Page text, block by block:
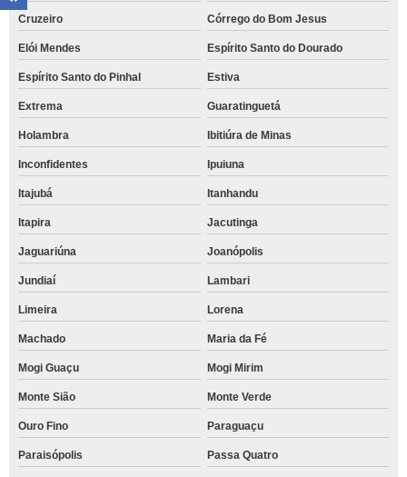
Cruzeiro Córrego do Bom Jesus
Elói Mendes Espírito Santo do Dourado
Espírito Santo do Pinhal Estiva
Extrema Guaratinguetá
Holambra Ibitiúra de Minas
Inconfidentes Ipuiuna
Itajubá Itanhandu
Itapira Jacutinga
Jaguariúna Joanópolis
Jundiaí Lambari
Limeira Lorena
Machado Maria da Fé
Mogi Guaçu Mogi Mirim
Monte Sião Monte Verde
Ouro Fino Paraguaçu
Paraisópolis Passa Quatro